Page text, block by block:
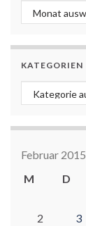
Archiv
KATEGORIEN
Kategorien
Februar 2015
M
D
2
3